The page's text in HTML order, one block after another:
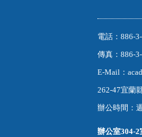
電話：886-
傳真：886-
E-Mail：
262-47宜蘭
辦公時間：
辦公室304-2